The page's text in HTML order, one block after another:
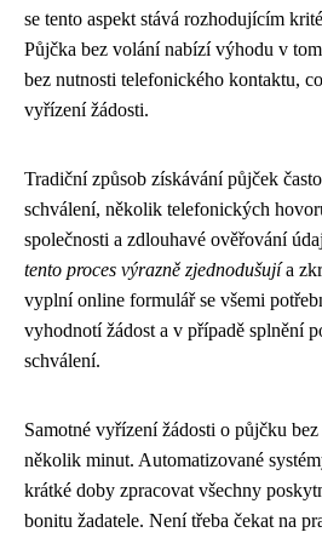
se tento aspekt stává rozhodujícím
Půjčka bez volání nabízí výhodu v
bez nutnosti telefonického kontaktu,
vyřízení žádosti.
Tradiční způsob získávání půjček
schválení, několik telefonických
společnosti a zdlouhavé ověřování
tento proces výrazně zjednodušujía
vyplní online formulář se všemi
vyhodnotí žádost a v případě splnění
schválení.
Samotné vyřízení žádosti o půjčku
několik minut. Automatizované
krátké doby zpracovat všechny
bonitu žadatele. Není třeba čekat na